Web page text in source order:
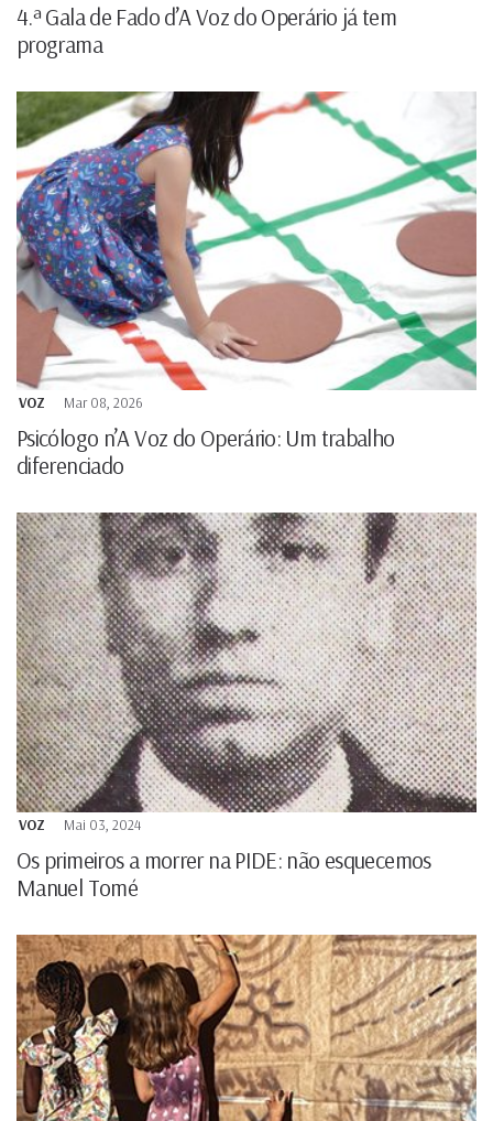
4.ª Gala de Fado d’A Voz do Operário já tem
programa
VOZ Mar 08, 2026
Psicólogo n’A Voz do Operário: Um trabalho
diferenciado
VOZ Mai 03, 2024
Os primeiros a morrer na PIDE: não esquecemos
Manuel Tomé